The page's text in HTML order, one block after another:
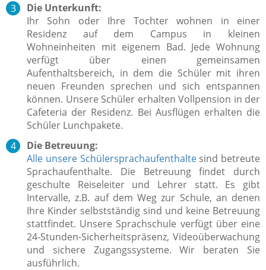
Die Unterkunft:
Ihr Sohn oder Ihre Tochter wohnen in einer
Residenz auf dem Campus in kleinen
Wohneinheiten mit eigenem Bad. Jede Wohnung
verfügt über einen gemeinsamen
Aufenthaltsbereich, in dem die Schüler mit ihren
neuen Freunden sprechen und sich entspannen
können. Unsere Schüler erhalten Vollpension in der
Cafeteria der Residenz. Bei Ausflügen erhalten die
Schüler Lunchpakete.
Die Betreuung:
Alle unsere Schülersprachaufenthaltesind betreute
Sprachaufenthalte. Die Betreuung findet durch
geschulte Reiseleiter
und Lehrer statt. Es gibt
Intervalle, z.B. auf dem Weg zur Schule, an denen
Ihre Kinder selbstständig sind und keine Betreuung
stattfindet. Unsere Sprachschule verfügt über eine
24-Stunden-Sicherheitspräsenz, Videoüberwachung
und sichere Zugangssysteme.Wir beraten Sie
ausführlich.